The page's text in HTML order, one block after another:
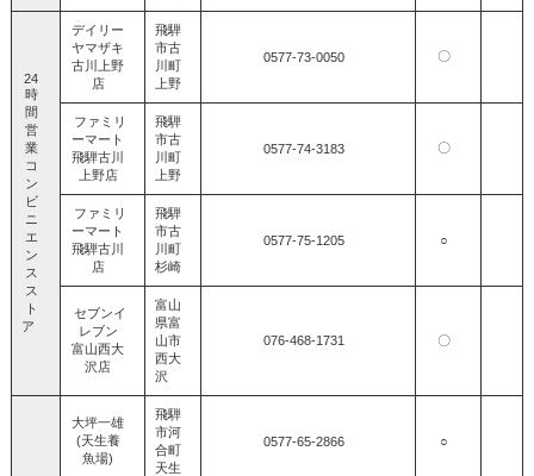
24
時
間
営
業
コ
ン
ビ
ニ
エ
ン
ス
ス
ト
ア
デイリー
ヤマザキ
古川上野
店
飛騨
市古
川町
上野
0577‐73‐0050 〇
ファミリ
ーマート
飛騨古川
上野店
飛騨
市古
川町
上野
0577-74-3183 〇
ファミリ
ーマート
飛騨古川
店
飛騨
市古
川町
杉崎
0577-75-1205 ○
セブンイ
レブン
富山西大
沢店
富山
県富
山市
西大
沢
076-468-1731 〇
大坪一雄
(天生養
魚場)
飛騨
市河
合町
天生
0577‐65‐2866 ○